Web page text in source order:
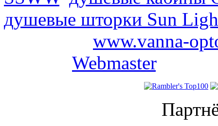
душевые шторки Sun
www.vanna-
Webmaster.